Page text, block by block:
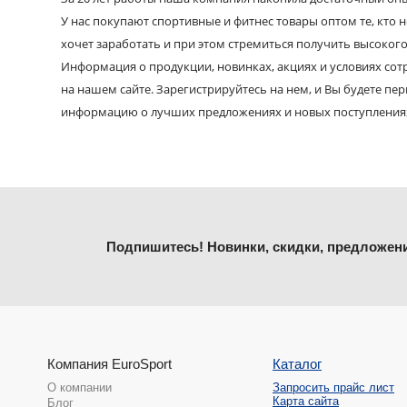
У нас покупают спортивные и фитнес товары оптом те, кто
хочет заработать и при этом стремиться получить
Информация о продукции, новинках, акциях и условиях
на нашем сайте. Зарегистрируйтесь на нем, и Вы будете
информацию о лучших предложениях и новых
Подпишитесь! Новинки, скидки,
Компания EuroSport
О компании
Блог
Каталог
Запросить прайс лист
Карта сайта